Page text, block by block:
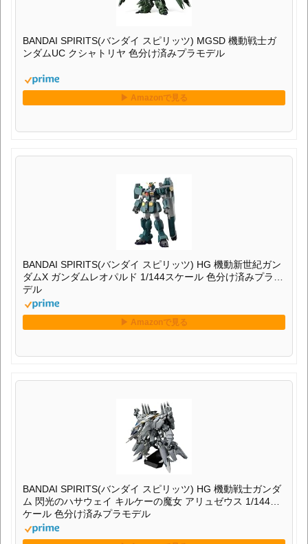
BANDAI SPIRITS(バンダイ スピリッツ) MGSD 機動戦士ガ
ンダムUC クシャトリヤ 色分け済みプラモデル
BANDAI SPIRITS(バンダイ スピリッツ) HG 機動新世紀ガン
ダムX ガンダムレオパルド 1/144スケール 色分け済みプラモ
デル
BANDAI SPIRITS(バンダイ スピリッツ) HG 機動戦士ガンダ
ム 閃光のハサウェイ キルケーの魔女 アリュゼウス 1/144ス
ケール 色分け済みプラモデル